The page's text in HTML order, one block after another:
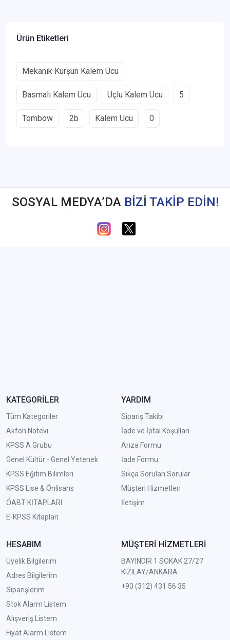
Ürün Etiketleri
Mekanik Kurşun Kalem Ucu
Basmalı Kalem Ucu Uçlu Kalem Ucu 5
Tombow 2b Kalem Ucu 0
SOSYAL MEDYA’DA BİZİ TAKİP EDİN!
KATEGORİLER
Tüm Kategoriler
Akfon Notevi
KPSS A Grubu
Genel Kültür - Genel Yetenek
KPSS Eğitim Bilimleri
KPSS Lise & Önlisans
ÖABT KİTAPLARI
E-KPSS Kitapları
YARDIM
Sipariş Takibi
İade ve İptal Koşulları
Arıza Formu
İade Formu
Sıkça Sorulan Sorular
Müşteri Hizmetleri
İletişim
HESABIM
Üyelik Bilgilerim
Adres Bilgilerim
Siparişlerim
Stok Alarm Listem
Alışveriş Listem
Fiyat Alarm Listem
MÜŞTERİ HİZMETLERİ
BAYINDIR 1 SOKAK 27/27
KIZILAY/ANKARA
+90 (312) 431 56 35